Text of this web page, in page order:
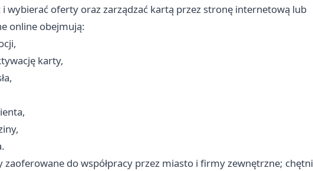
wybierać oferty oraz zarządzać kartą przez stronę internetową lub
online obejmują:
karty,
do współpracy przez miasto i firmy zewnętrzne; chętni